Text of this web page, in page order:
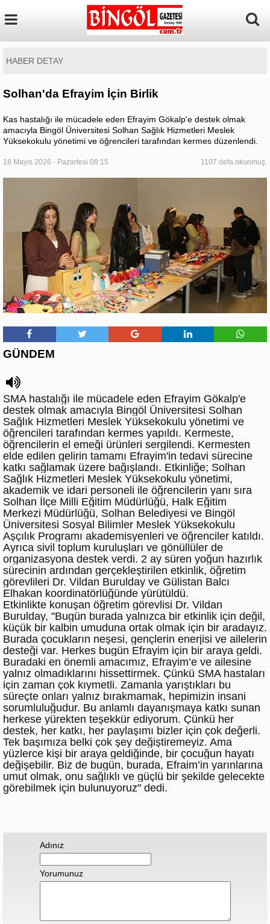
HABER DETAY
Solhan'da Efrayim İçin Birlik
Kas hastalığı ile mücadele eden Efrayim Gökalp'e destek olmak
amacıyla Bingöl Üniversitesi Solhan Sağlık Hizmetleri Meslek
Yüksekokulu yönetimi ve öğrencileri tarafından kermes düzenlendi.
18 Mayıs 2026 - Pazartesi 08:15 1107 defa okunmuş.
GÜNDEM
SMA hastalığı ile mücadele eden Efrayim Gökalp'e
destek olmak amacıyla Bingöl Üniversitesi Solhan
Sağlık Hizmetleri Meslek Yüksekokulu yönetimi ve
öğrencileri tarafından kermes yapıldı. Kermeste,
öğrencilerin el emeği ürünleri sergilendi. Kermesten
elde edilen gelirin tamamı Efrayim'in tedavi sürecine
katkı sağlamak üzere bağışlandı. Etkinliğe; Solhan
Sağlık Hizmetleri Meslek Yüksekokulu yönetimi,
akademik ve idari personeli ile öğrencilerin yanı sıra
Solhan İlçe Milli Eğitim Müdürlüğü, Halk Eğitim
Merkezi Müdürlüğü, Solhan Belediyesi ve Bingöl
Üniversitesi Sosyal Bilimler Meslek Yüksekokulu
Aşçılık Programı akademisyenleri ve öğrenciler katıldı.
Ayrıca sivil toplum kuruluşları ve gönüllüler de
organizasyona destek verdi. 2 ay süren yoğun hazırlık
sürecinin ardından gerçekleştirilen etkinlik, öğretim
görevlileri Dr. Vildan Burulday ve Gülistan Balcı
Elhakan koordinatörlüğünde yürütüldü.
Etkinlikte konuşan öğretim görevlisi Dr. Vildan
Burulday, "Bugün burada yalnızca bir etkinlik için değil,
küçük bir kalbin umuduna ortak olmak için bir aradayız.
Burada çocukların neşesi, gençlerin enerjisi ve ailelerin
desteği var. Herkes bugün Efrayim için bir araya geldi.
Buradaki en önemli amacımız, Efrayim’e ve ailesine
yalnız olmadıklarını hissettirmek. Çünkü SMA hastaları
için zaman çok kıymetli. Zamanla yarıştıkları bu
süreçte onları yalnız bırakmamak, hepimizin insani
sorumluluğudur. Bu anlamlı dayanışmaya katkı sunan
herkese yürekten teşekkür ediyorum. Çünkü her
destek, her katkı, her paylaşımı bizler için çok değerli.
Tek başımıza belki çok şey değiştiremeyiz. Ama
yüzlerce kişi bir araya geldiğinde, bir çocuğun hayatı
değişebilir. Biz de bugün, burada, Efraim’in yarınlarına
umut olmak, onu sağlıklı ve güçlü bir şekilde gelecekte
görebilmek için bulunuyoruz" dedi.
Adınız
Yorumunuz